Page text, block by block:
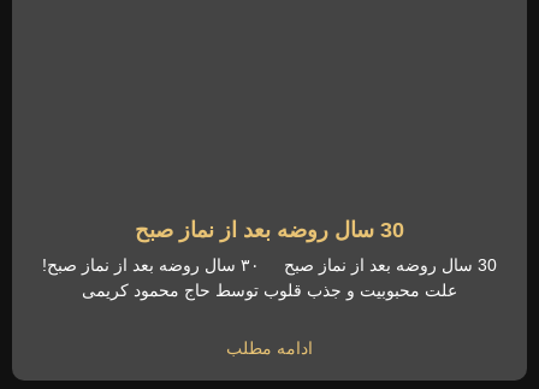
30 سال روضه بعد از نماز صبح
30 سال روضه بعد از نماز صبح ۳۰ سال روضه بعد از نماز صبح!
علت محبوبیت و جذب قلوب توسط حاج محمود کریمی
ادامه مطلب